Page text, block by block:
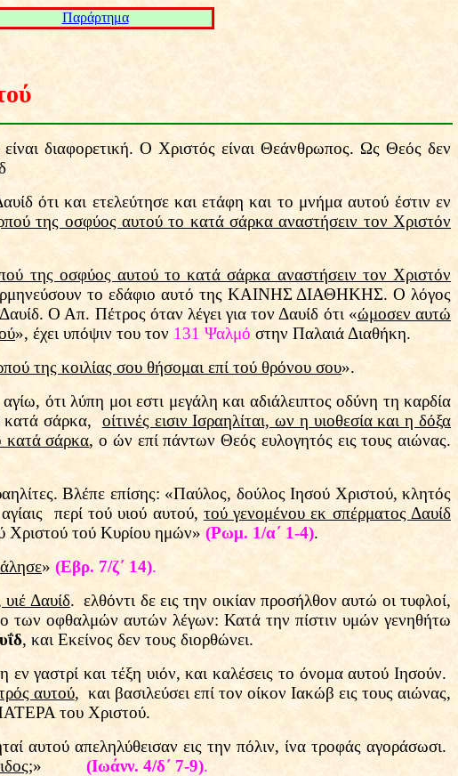
Παράρτημα
διαφορετική. Ο Χριστός είναι Θεάνθρωπος. Ως Θεός δεν
ότι και ετελεύτησε και ετάφη και το μνήμα αυτού έστιν εν
της οσφύος αυτού το κατά σάρκα αναστήσειν τον Χριστόν
της οσφύος αυτού το κατά σάρκα αναστήσειν τον Χριστόν
το εδάφιο αυτό της ΚΑΙΝΗΣ ΔΙΑΘΗΚΗΣ. Ο λόγος
Ο Απ. Πέτρος όταν λέγει για τον Δαυίδ ότι «ώμοσεν αυτώ
», έχει υπόψιν του τον 131 Ψαλμό στην Παλαιά Διαθήκη.
της κοιλίας σου θήσομαι επί τού θρόνου σου».
ότι λύπη μοι εστι μεγάλη και αδιάλειπτος οδύνη τη καρδία
κατά σάρκα, οίτινές εισιν Ισραηλίται, ων η υιοθεσία και η δόξα
κατά σάρκα, ο ών επί πάντων Θεός ευλογητός εις τους αιώνας.
Βλέπε επίσης: «Παύλος, δούλος Ιησού Χριστού, κλητός
περί τού υιού αυτού, τού γενομένου εκ σπέρματος Δαυίδ
Χριστού τού Κυρίου ημών» (Ρωμ. 1/α΄ 1-4).
» (Εβρ. 7/ζ΄ 14).
Δαυίδ. ελθόντι δε εις την οικίαν προσήλθον αυτώ οι τυφλοί,
των οφθαλμών αυτών λέγων: Κατά την πίστιν υμών γενηθήτω
, και Εκείνος δεν τους διορθώνει.
και τέξη υιόν, και καλέσεις το όνομα αυτού Ιησούν.
αυτού, και βασιλεύσει επί τον οίκον Ιακώβ εις τους αιώνας,
του Χριστού.
αυτού απεληλύθεισαν εις την πόλιν, ίνα τροφάς αγοράσωσι.
;» (Ιωάνν. 4/δ΄ 7-9).